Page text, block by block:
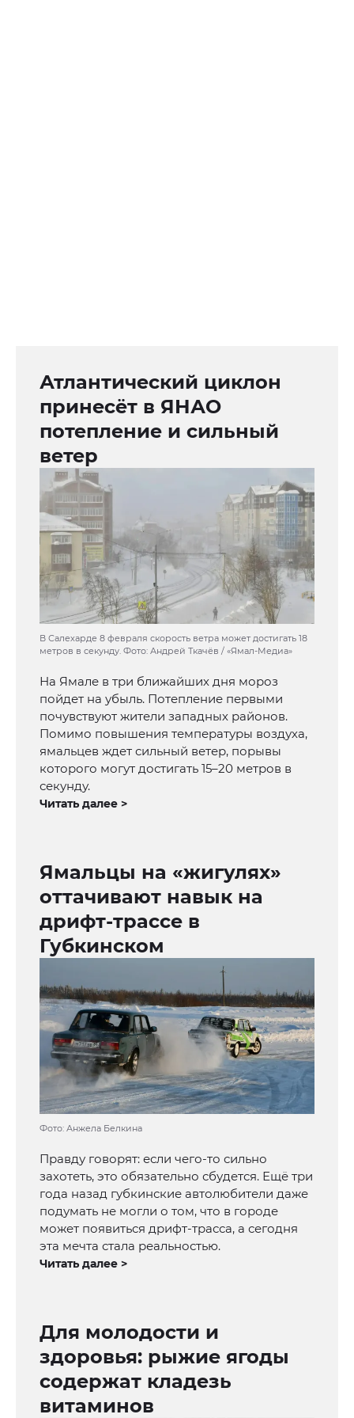
Атлантический циклон
принесёт в ЯНАО
потепление и сильный
ветер
В Салехарде 8 февраля скорость ветра может достигать 18
метров в секунду. Фото: Андрей Ткачёв / «Ямал-Медиа»
На Ямале в три ближайших дня мороз
пойдет на убыль. Потепление первыми
почувствуют жители западных районов.
Помимо повышения температуры воздуха,
ямальцев ждет сильный ветер, порывы
которого могут достигать 15–20 метров в
секунду.
Читать далее >
Ямальцы на «жигулях»
оттачивают навык на
дрифт-трассе в
Губкинском
Фото: Анжела Белкина
Правду говорят: если чего-то сильно
захотеть, это обязательно сбудется. Ещё три
года назад губкинские автолюбители даже
подумать не могли о том, что в городе
может появиться дрифт-трасса, а сегодня
эта мечта стала реальностью.
Читать далее >
Для молодости и
здоровья: рыжие ягоды
содержат кладезь
витаминов